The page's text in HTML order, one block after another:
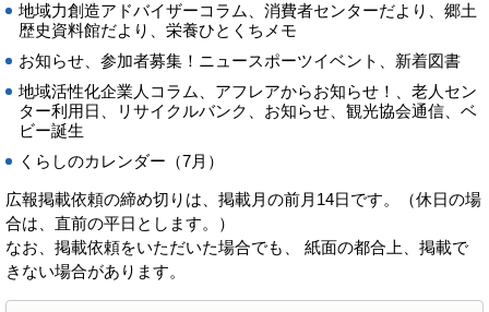
地域力創造アドバイザーコラム、消費者センターだより、郷土
歴史資料館だより、栄養ひとくちメモ
お知らせ、参加者募集！ニュースポーツイベント、新着図書
地域活性化企業人コラム、アフレアからお知らせ！、老人セン
ター利用日、リサイクルバンク、お知らせ、観光協会通信、ベ
ビー誕生
くらしのカレンダー（7月）
広報掲載依頼の締め切りは、掲載月の前月14日です。（休日の場
合は、直前の平日とします。）
なお、掲載依頼をいただいた場合でも、 紙面の都合上、掲載で
きない場合があります。